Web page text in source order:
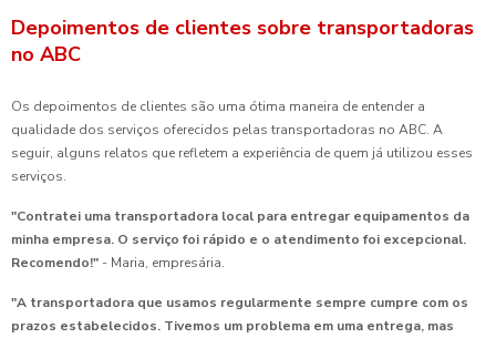
Depoimentos de clientes sobre transportadoras
no ABC
Os depoimentos de clientes são uma ótima maneira de entender a
qualidade dos serviços oferecidos pelas transportadoras no ABC. A
seguir, alguns relatos que refletem a experiência de quem já utilizou esses
serviços.
"Contratei uma transportadora local para entregar equipamentos da
minha empresa. O serviço foi rápido e o atendimento foi excepcional.
Recomendo!" - Maria, empresária.
"A transportadora que usamos regularmente sempre cumpre com os
prazos estabelecidos. Tivemos um problema em uma entrega, mas